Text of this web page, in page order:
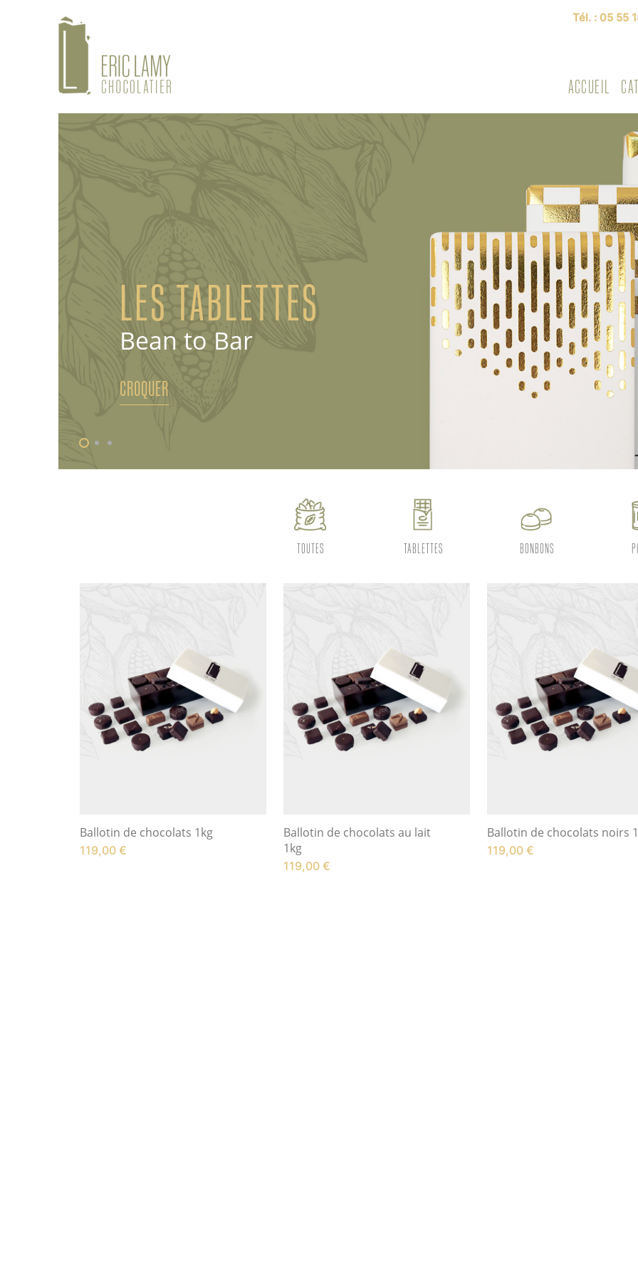
ACCUEIL
Tél. : 05 55
LES TABLETTES
Bean to Bar
CROQUER
TOUTES TABLETTES BONBONS
Ballotin de chocolats 1kg
119,00 €
Ballotin de chocolats au lait
1kg
119,00 €
Ballotin de chocolats noirs
119,00 €